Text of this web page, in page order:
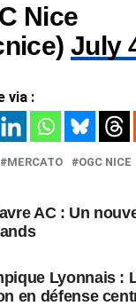
Nice
July
via :
MERCATO OGC NICE
AC : Un
Lyonnais :
en défense